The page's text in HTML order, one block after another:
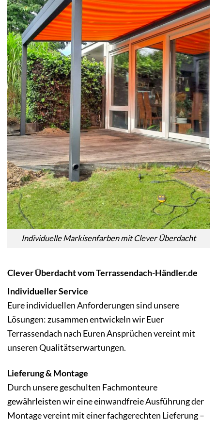
Individuelle Markisenfarben mit Clever Überdacht
Clever Überdacht vom Terrassendach-Händler.de
Individueller Service
Eure individuellen Anforderungen sind unsere
Lösungen: zusammen entwickeln wir Euer
Terrassendach nach Euren Ansprüchen vereint mit
unseren Qualitätserwartungen.
Lieferung & Montage
Durch unsere geschulten Fachmonteure
gewährleisten wir eine einwandfreie Ausführung der
Montage vereint mit einer fachgerechten Lieferung –